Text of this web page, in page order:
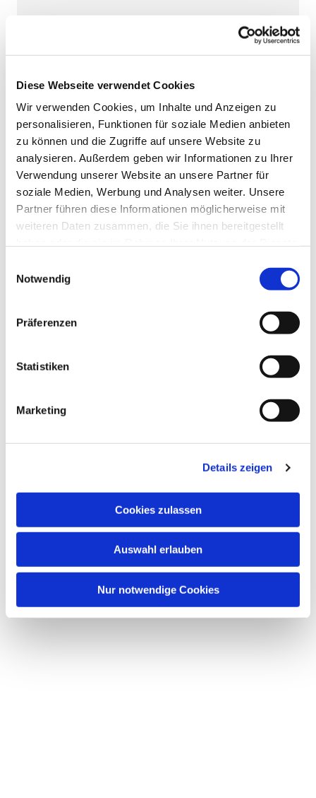
Diese Webseite verwendet Cookies
Wir verwenden Cookies, um Inhalte und Anzeigen zu
personalisieren, Funktionen für soziale Medien anbieten
zu können und die Zugriffe auf unsere Website zu
analysieren. Außerdem geben wir Informationen zu Ihrer
Verwendung unserer Website an unsere Partner für
soziale Medien, Werbung und Analysen weiter. Unsere
Partner führen diese Informationen möglicherweise mit
weiteren Daten zusammen, die Sie ihnen bereitgestellt
Notwendig
Präferenzen
Statistiken
Marketing
Details zeigen
Cookies zulassen
Auswahl erlauben
Nur notwendige Cookies
Klüschenberg, Katholischer Berg,
interessieren